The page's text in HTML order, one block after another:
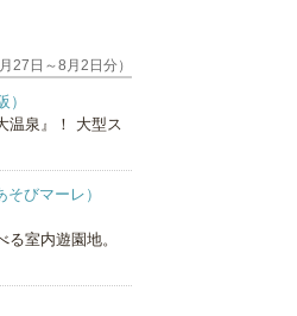
27日～8月2日分）
温泉』！ 大型ス
びマーレ）
室内遊園地。